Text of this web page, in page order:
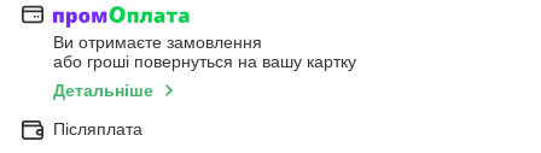
Ви отримаєте замовлення
або гроші повернуться на вашу картку
Детальніше
Післяплата